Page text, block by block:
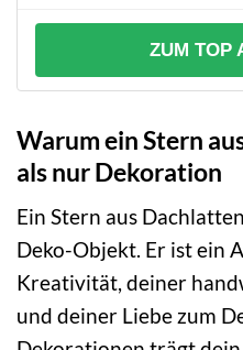
ZUM TOP
Warum ein Stern
als nur Dekoration
Ein Stern aus
Deko-Objekt. Er ist ein
Kreativität, deiner
und deiner Liebe zum